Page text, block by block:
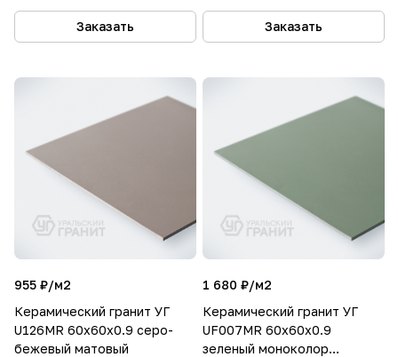
Заказать Заказать
955 ₽/м2
Керамический гранит УГ
U126MR 60х60х0.9 серо-
бежевый матовый
1 680 ₽/м2
Керамический гранит УГ
UF007MR 60х60х0.9
зеленый моноколор